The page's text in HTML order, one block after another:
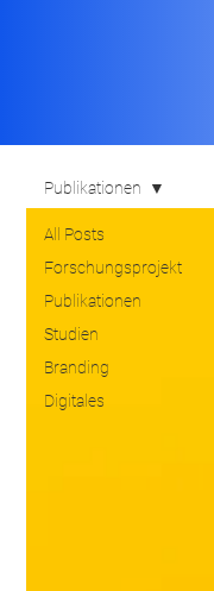
All Posts
Forschungsprojekt
Publikationen
Studien
Branding
Digitales
Publikationen